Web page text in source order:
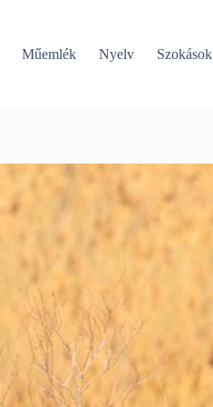
Műemlék Nyelv Szokások